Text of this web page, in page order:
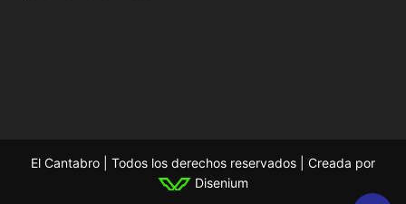
El Cantabro | Todos los derechos reservados | Creada por
Disenium